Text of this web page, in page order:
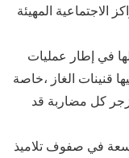
الاجتماعية المهيئة
في إطار عمليات
قنينات الغاز ،خاصة
كل مضاربة قد
في صفوف تلاميذ